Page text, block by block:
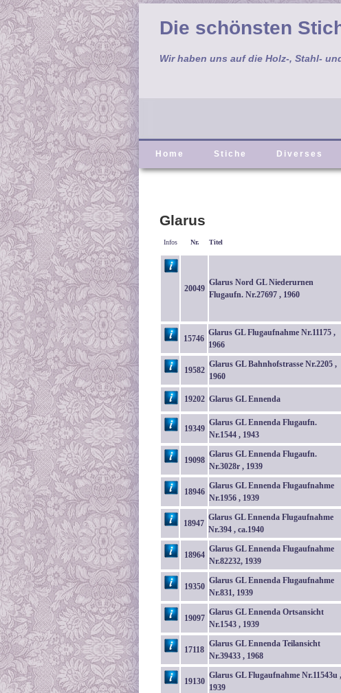
Die schönsten
Wir haben uns auf die Holz-, Stahl-
Home Stiche Diverses
Glarus
Infos Nr. Titel
20049
Glarus Nord GL Niederurnen
Flugaufn. Nr.27697 , 1960
15746
Glarus GL Flugaufnahme Nr.11175 ,
1966
19582
Glarus GL Bahnhofstrasse Nr.2205 ,
1960
19202 Glarus GL Ennenda
19349
Glarus GL Ennenda Flugaufn.
Nr.1544 , 1943
19098
Glarus GL Ennenda Flugaufn.
Nr.3028r , 1939
18946
Glarus GL Ennenda Flugaufnahme
Nr.1956 , 1939
18947
Glarus GL Ennenda Flugaufnahme
Nr.394 , ca.1940
18964
Glarus GL Ennenda Flugaufnahme
Nr.82232, 1939
19350
Glarus GL Ennenda Flugaufnahme
Nr.831, 1939
19097
Glarus GL Ennenda Ortsansicht
Nr.1543 , 1939
17118
Glarus GL Ennenda Teilansicht
Nr.39433 , 1968
19130
Glarus GL Flugaufnahme Nr.11543u ,
1939